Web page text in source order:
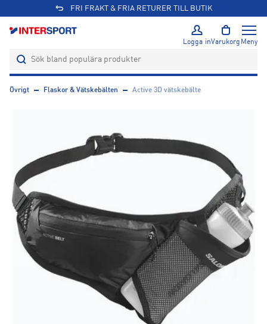
FRI FRAKT & FRIA RETURER TILL BUTIK
Logga inVarukorg Meny
Övrigt Flaskor & Vätskebälten Active 3D vätskebälte